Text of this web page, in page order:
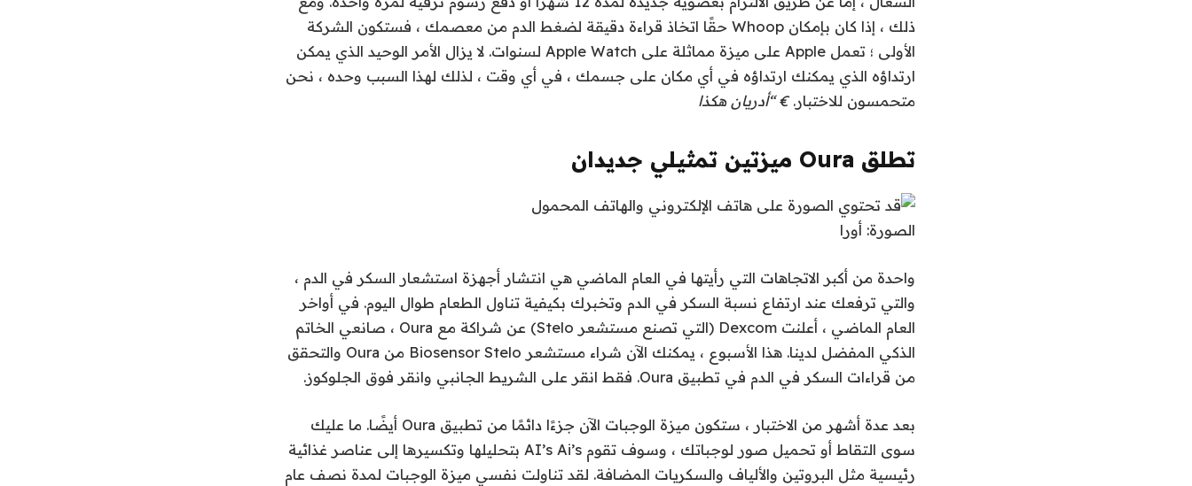
ذلك ، إذا كان بإمكان Whoop حقًا اتخاذ قراءة دقيقة لضغط الدم من معصمك ، فستكون الشركة
الأولى ؛ تعمل Apple على ميزة مماثلة على Apple Watch لسنوات. لا يزال الأمر الوحيد الذي يمكن
ارتداؤه الذي يمكنك ارتداؤه في أي مكان على جسمك ، في أي وقت ، لذلك لهذا السبب وحده ، نحن
متحمسون للاختبار.€ “أدريان هكذا
تطلق Oura ميزتين تمثيلي جديدان
الصورة: أورا
واحدة من أكبر الاتجاهات التي رأيتها في العام الماضي هي انتشار أجهزة استشعار السكر في الدم ،
والتي ترفعك عند ارتفاع نسبة السكر في الدم وتخبرك بكيفية تناول الطعام طوال اليوم. في أواخر
العام الماضي ، أعلنت Dexcom (التي تصنع مستشعر Stelo) عن شراكة مع Oura ، صانعي الخاتم
الذكي المفضل لدينا. هذا الأسبوع ، يمكنك الآن شراء مستشعر Biosensor Stelo من Oura والتحقق
من قراءات السكر في الدم في تطبيق Oura. فقط انقر على الشريط الجانبي وانقر فوق الجلوكوز.
بعد عدة أشهر من الاختبار ، ستكون ميزة الوجبات الآن جزءًا دائمًا من تطبيق Oura أيضًا. ما عليك
سوى التقاط أو تحميل صور لوجباتك ، وسوف تقوم AI’s Ai’s بتحليلها وتكسيرها إلى عناصر غذائية
رئيسية مثل البروتين والألياف والسكريات المضافة. لقد تناولت نفسي ميزة الوجبات لمدة نصف عام